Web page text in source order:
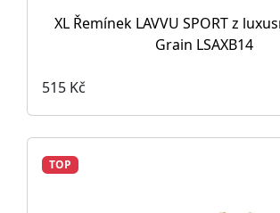
XL Řemínek LAVVU SPORT z
Grain LSAXB14
515 Kč
TOP